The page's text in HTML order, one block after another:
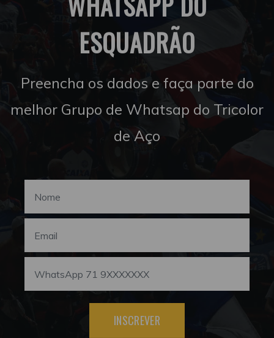
ESQUADRÃO
Preencha os dados e faça parte do
melhor Grupo de Whatsap do Tricolor
de Aço
INSCREVER